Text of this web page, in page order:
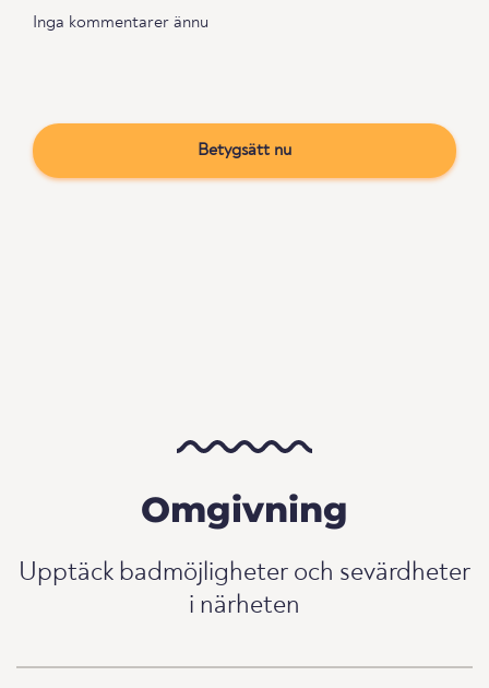
Inga kommentarer ännu
Betygsätt nu
Omgivning
Upptäck badmöjligheter och sevärdheter
i närheten